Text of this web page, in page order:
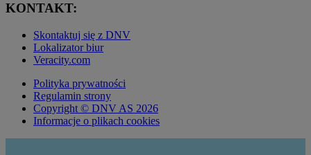
KONTAKT:
Skontaktuj się z DNV
Lokalizator biur
Veracity.com
Polityka prywatności
Regulamin strony
Copyright © DNV AS 2026
Informacje o plikach cookies